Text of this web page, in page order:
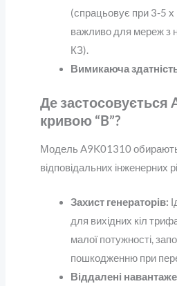
(спрацьовує при 3-5
важливо для мереж з
КЗ).
Вимикаюча
Де застосовується
кривою “B”?
Модель A9K01310
відповідальних інженерних
Захист генераторів:
для вихідних кіл
малої потужності,
пошкодженню при
Віддалені